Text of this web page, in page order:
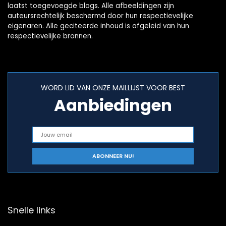
laatst toegevoegde blogs. Alle afbeeldingen zijn
auteursrechtelijk beschermd door hun respectievelijke
eigenaren. Alle geciteerde inhoud is afgeleid van hun
respectievelijke bronnen.
WORD LID VAN ONZE MAILLIJST VOOR BEST
Aanbiedingen
Snelle links